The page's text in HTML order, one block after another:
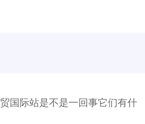
国际站是不是一回事它们有什